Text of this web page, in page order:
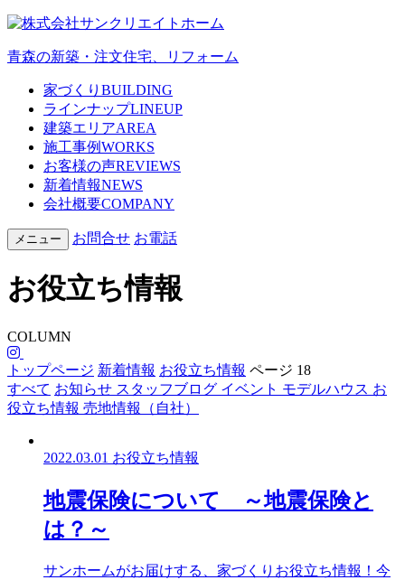
青森の新築・注文住宅、リフォーム
家づくり BUILDING
ラインナップLINEUP
建築エリアAREA
施工事例WORKS
お客様の声REVIEWS
新着情報NEWS
会社概要COMPANY
メニュー お問合せ お電話
お役立ち情報
COLUMN
トップページ 新着情報 お役立ち情報 ページ 18
すべて お知らせ スタッフブログ イベント モデルハウス お
役立ち情報 売地情報（自社）
2022.03.01 お役立ち情報
地震保険について ～地震保険と
は？～
サンホームがお届けする、家づくりお役立ち情報！今